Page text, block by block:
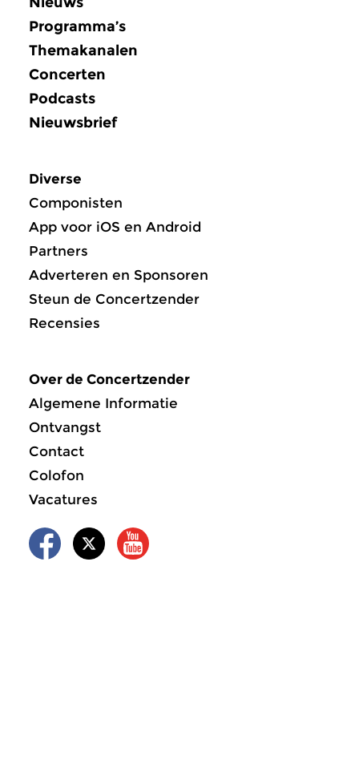
Programma’s
Themakanalen
Concerten
Podcasts
Nieuwsbrief
Diverse
Componisten
App voor iOS en Android
Partners
Adverteren en Sponsoren
Steun de Concertzender
Recensies
Over de Concertzender
Algemene Informatie
Ontvangst
Contact
Colofon
Vacatures